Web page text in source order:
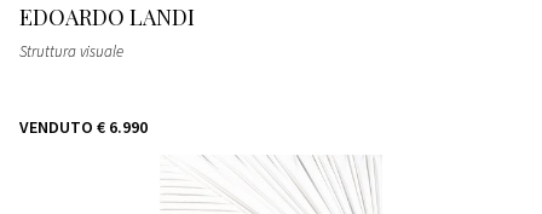
EDOARDO LANDI
Struttura visuale
VENDUTO € 6.990